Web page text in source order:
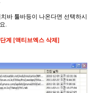
바 툴바등이 나온다면 선택하시
.
계 [액티브엑스 삭제]